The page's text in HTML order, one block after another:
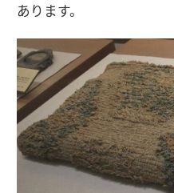
あります。